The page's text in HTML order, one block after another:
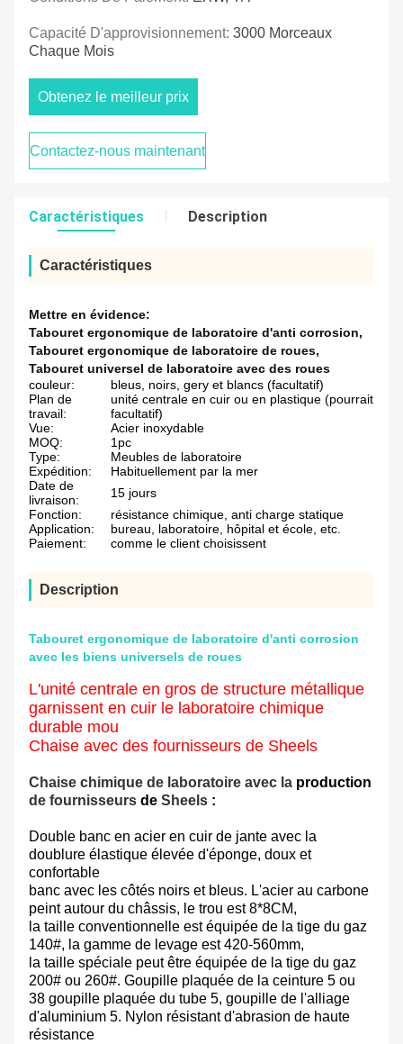
Capacité D'approvisionnement: 3000 Morceaux
Chaque Mois
Obtenez le meilleur prix
Contactez-nous maintenant
Caractéristiques Description
Caractéristiques
Mettre en évidence:
Tabouret ergonomique de laboratoire d'anti corrosion,
Tabouret ergonomique de laboratoire de roues,
Tabouret universel de laboratoire avec des roues
couleur:
bleus, noirs, gery et blancs (facultatif)
Plan de
travail:
unité centrale en cuir ou en plastique (pourrait
facultatif)
Vue:
Acier inoxydable
MOQ:
1pc
Type:
Meubles de laboratoire
Expédition:
Habituellement par la mer
Date de
livraison:
15 jours
Fonction:
résistance chimique, anti charge statique
Application:
bureau, laboratoire, hôpital et école, etc.
Paiement:
comme le client choisissent
Description
Tabouret ergonomique de laboratoire d'anti corrosion
avec les biens universels de roues
L'unité centrale en gros de structure métallique
garnissent en cuir le laboratoire chimique
durable mou
Chaise avec des fournisseurs de Sheels
Chaise chimique de laboratoire avec la production
de fournisseurs de Sheels :
Double banc en acier en cuir de jante avec la
doublure élastique élevée d'éponge, doux et
confortable
banc avec les côtés noirs et bleus. L'acier au carbone
peint autour du châssis, le trou est 8*8CM,
la taille conventionnelle est équipée de la tige du gaz
140#, la gamme de levage est 420-560mm,
la taille spéciale peut être équipée de la tige du gaz
200# ou 260#. Goupille plaquée de la ceinture 5 ou
38 goupille plaquée du tube 5, goupille de l'alliage
d'aluminium 5. Nylon résistant d'abrasion de haute
résistance